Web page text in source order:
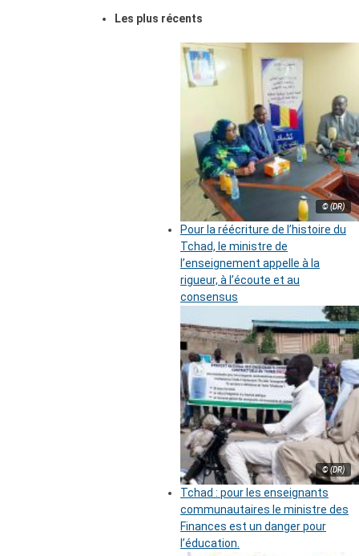
Les plus récents
© (DR)
Pour la réécriture de l’histoire du
Tchad, le ministre de
l’enseignement appelle à la
rigueur, à l’écoute et au
consensus
© (DR)
Tchad : pour les enseignants
communautaires le ministre des
Finances est un danger pour
l’éducation.